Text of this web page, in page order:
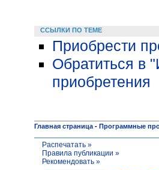
ССЫЛКИ ПО ТЕМЕ
Приобрести
Обратиться в
приобретения
Главная страница - Программные
Распечатать »
Правила публикации »
Рекомендовать »